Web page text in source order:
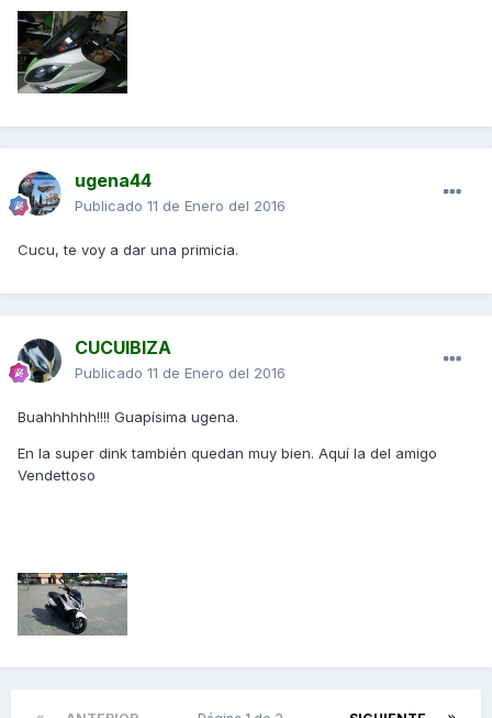
ugena44
Publicado 11 de Enero del 2016
Cucu, te voy a dar una primicia.
CUCUIBIZA
Publicado 11 de Enero del 2016
Buahhhhhh!!!! Guapísima ugena.
En la super dink también quedan muy bien. Aquí la del amigo
Vendettoso